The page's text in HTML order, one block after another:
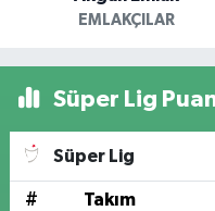
EMLAKÇILAR
Süper Lig
Süper Lig
# Takım